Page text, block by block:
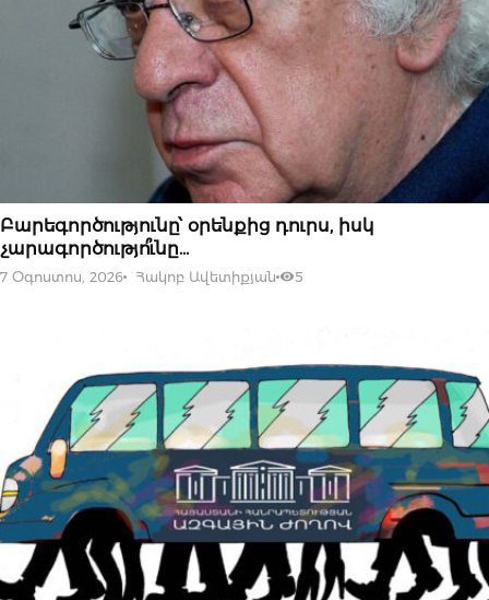
07 ՕԳՈՍՏՈՍԻ, 2026
Բարեգործությունը՝ օրենքից դուրս, իսկ
չարագործությո՞ւնը…
7 Օգոստոս, 2026 Հակոբ Ավետիքյան 5